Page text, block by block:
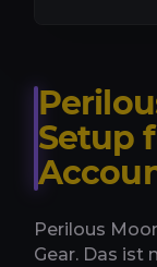
Setup
Perilous
Gear. Das ist